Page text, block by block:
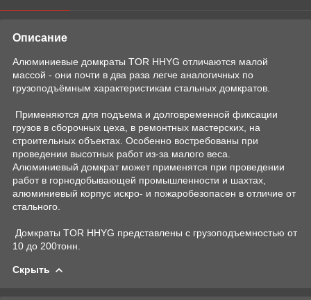
Описание
Алюминиевые домкраты TOR HHYG отличаются малой
массой - они почти в два раза легче аналогичных по
грузоподъёмным характеристикам стальных домкратов.
Применяются для подъема и долговременной фиксации
грузов в сборочных цеха, в ремонтных мастерских, на
строительных объектах. Особенно востребованы при
проведении высотных работ из-за малого веса.
Алюминиевый домкрат может применятся при проведении
работ в горнодобывающей промышленности и шахтах,
алюминиевый корпус искро- и пожаробезопасен в отличие от
стального.
Домкраты TOR HHYG представлены с грузоподъемностью от
10 до 200тонн.
Скрыть